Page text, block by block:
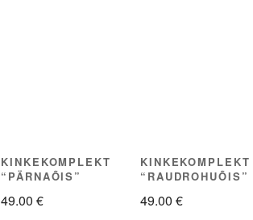
KINKEKOMPLEKT
“PÄRNAÕIS”
49.00 €
KINKEKOMPLEKT
“RAUDROHUÕIS”
49.00 €